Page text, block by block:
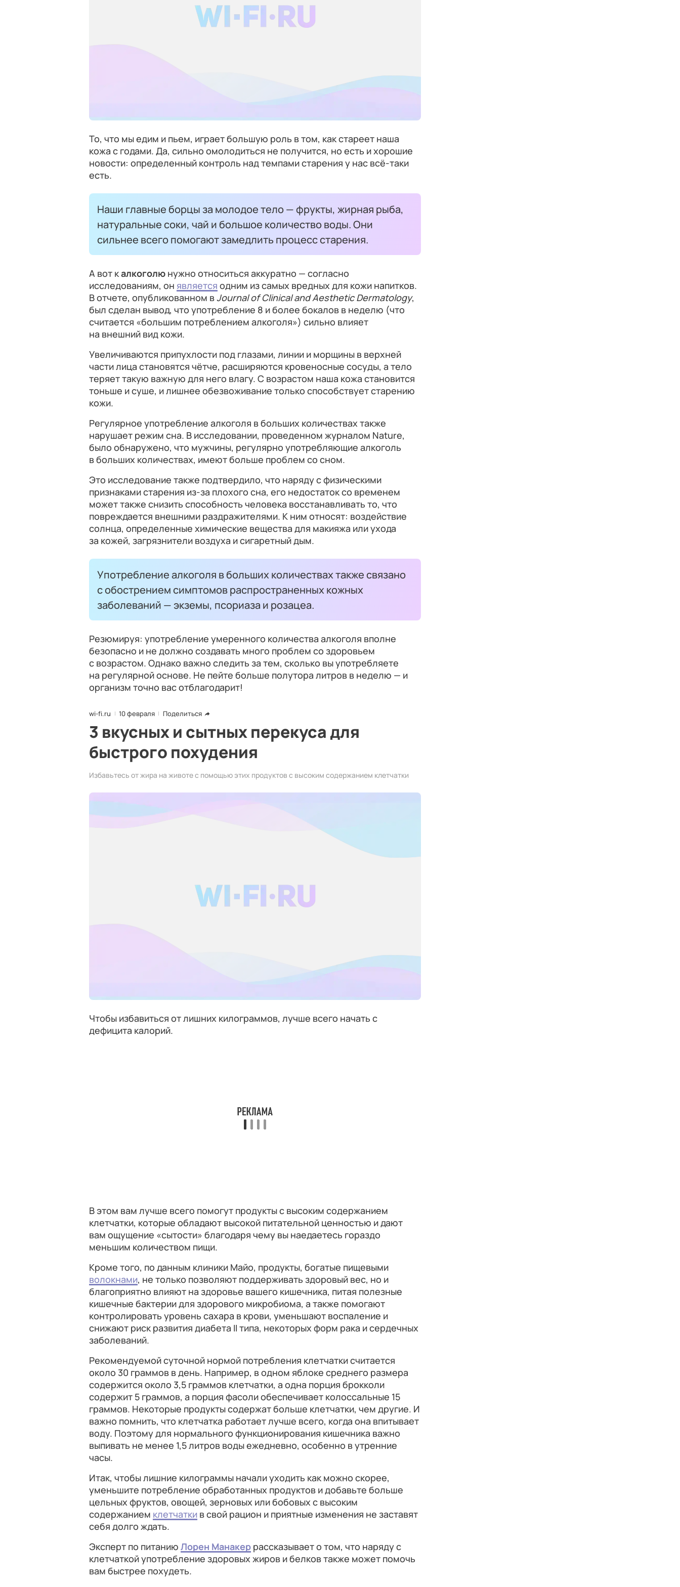
То, что мы едим и пьем, играет большую роль в том, как стареет наша
кожа с годами. Да, сильно омолодиться не получится, но есть и хорошие
новости: определенный контроль над темпами старения у нас всё-таки
есть.
Наши главные борцы за молодое тело — фрукты, жирная рыба,
натуральные соки, чай и большое количество воды. Они
сильнее всего помогают замедлить процесс старения.
А вот калкоголю нужно относиться аккуратно — согласно
исследованиям, он является одним из самых вредных для кожи напитков.
В отчете, опубликованном вJournal of Clinical and Aesthetic Dermatology,
был сделан вывод, что употребление 8 и более бокалов в неделю (что
считается «большим потреблением алкоголя») сильно влияет
на внешний вид кожи.
Увеличиваются припухлости под глазами, линии и морщины в верхней
части лица становятся чётче, расширяются кровеносные сосуды, а тело
теряет такую важную для него влагу. С возрастом наша кожа становится
тоньше и суше, и лишнее обезвоживание только способствует старению
кожи.
Регулярное употребление алкоголя в больших количествах также
нарушает режим сна. В исследовании, проведенном журналом Nature,
было обнаружено, что мужчины, регулярно употребляющие алкоголь
в больших количествах, имеют больше проблем со сном.
Это исследование также подтвердило, что наряду с физическими
признаками старения из-за плохого сна, его недостаток со временем
может также снизить способность человека восстанавливать то, что
повреждается внешними раздражителями. К ним относят: воздействие
солнца, определенные химические вещества для макияжа или ухода
за кожей, загрязнители воздуха и сигаретный дым.
Употребление алкоголя в больших количествах также связано
с обострением симптомов распространенных кожных
заболеваний — экземы, псориаза и розацеа.
Резюмируя: употребление умеренного количества алкоголя вполне
безопасно и не должно создавать много проблем со здоровьем
с возрастом. Однако важно следить за тем, сколько вы употребляете
на регулярной основе. Не пейте больше полутора литров в неделю — и
организм точно вас отблагодарит!
wi-fi.ru 10 февраля Поделиться
3 вкусных и сытных перекуса для
быстрого похудения
Избавьтесь от жира на животе с помощью этих продуктов с высоким содержанием клетчатки
Чтобы избавиться от лишних килограммов, лучше всего начать с
дефицита калорий.
В этом вам лучше всего помогут продукты с высоким содержанием
клетчатки, которые обладают высокой питательной ценностью и дают
вам ощущение «сытости» благодаря чему вы наедаетесь гораздо
меньшим количеством пищи.
Кроме того, по данным клиники Майо, продукты, богатые пищевыми
волокнами, не только позволяют поддерживать здоровый вес, но и
благоприятно влияют на здоровье вашего кишечника, питая полезные
кишечные бактерии для здорового микробиома, а также помогают
контролировать уровень сахара в крови, уменьшают воспаление и
снижают риск развития диабета II типа, некоторых форм рака и сердечных
заболеваний.
Рекомендуемой суточной нормой потребления клетчатки считается
около 30 граммов в день. Например, в одном яблоке среднего размера
содержится около 3,5 граммов клетчатки, а одна порция брокколи
содержит 5 граммов, а порция фасоли обеспечивает колоссальные 15
граммов. Некоторые продукты содержат больше клетчатки, чем другие. И
важно помнить, что клетчатка работает лучше всего, когда она впитывает
воду. Поэтому для нормального функционирования кишечника важно
выпивать не менее 1,5 литров воды ежедневно, особенно в утренние
часы.
Итак, чтобы лишние килограммы начали уходить как можно скорее,
уменьшите потребление обработанных продуктов и добавьте больше
цельных фруктов, овощей, зерновых или бобовых с высоким
содержанием клетчатки в свой рацион и приятные изменения не заставят
себя долго ждать.
Эксперт по питанию Лорен Манакер рассказывает о том, что наряду с
клетчаткой употребление здоровых жиров и белков также может помочь
вам быстрее похудеть.